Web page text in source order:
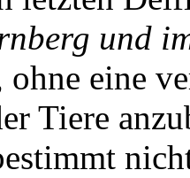
und
ohne eine
Tiere